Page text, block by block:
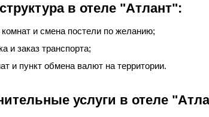
в отеле "Атлант":
комнат и смена постели по желанию;
и заказ транспорта;
и пункт обмена валют на территории.
услуги в отеле